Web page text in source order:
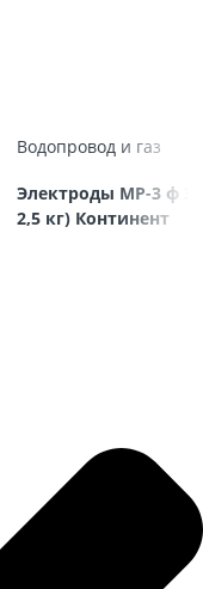
Водопровод и газ
Электроды МР-3 ф
2,5 кг) Континент